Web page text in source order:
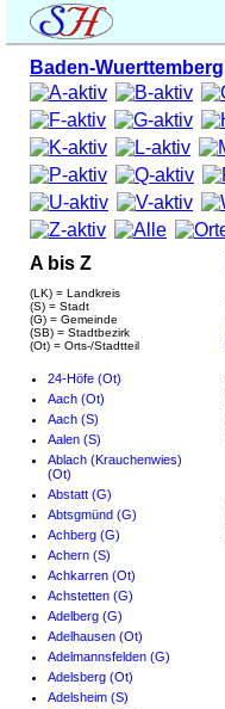
Baden-Wuerttemberg
A bis Z
(LK) = Landkreis
(S) = Stadt
(G) = Gemeinde
(SB) = Stadtbezirk
(Ot) = Orts-/Stadtteil
24-Höfe (Ot)
Aach (Ot)
Aach (S)
Aalen (S)
Ablach (Krauchenwies)
(Ot)
Abstatt (G)
Abtsgmünd (G)
Achberg (G)
Achern (S)
Achkarren (Ot)
Achstetten (G)
Adelberg (G)
Adelhausen (Ot)
Adelmannsfelden (G)
Adelsberg (Ot)
Adelsheim (S)